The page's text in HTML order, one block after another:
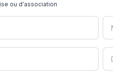
ou d'association